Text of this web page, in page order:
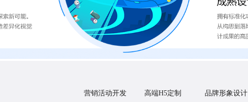
营销活动开发 高端H5定制 品牌形象设计